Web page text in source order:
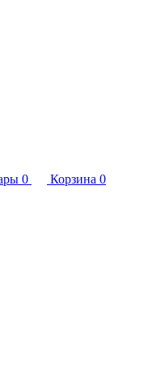
0 Корзина 0